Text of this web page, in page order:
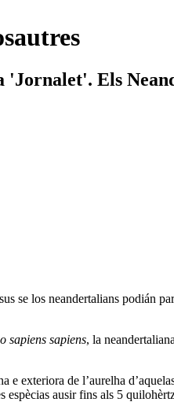
Els
se los neandertalians podián
sapiens sapiens, la
exteriora de l’aurelha
ausir fins als 5